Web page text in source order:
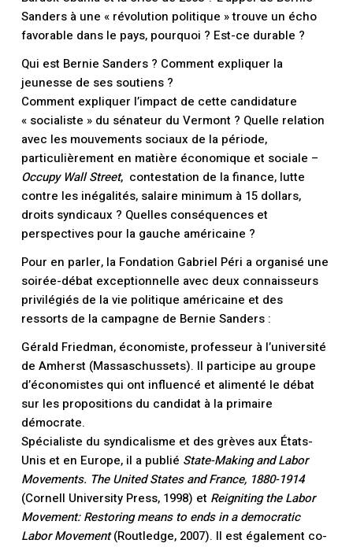
Sanders à une « révolution politique » trouve un écho
favorable dans le pays, pourquoi ? Est-ce durable ?
Qui est Bernie Sanders ? Comment expliquer la
jeunesse de ses soutiens ?
Comment expliquer l’impact de cette candidature
« socialiste » du sénateur du Vermont ? Quelle relation
avec les mouvements sociaux de la période,
particulièrement en matière économique et sociale –
Occupy Wall Street, contestation de la finance, lutte
contre les inégalités, salaire minimum à 15 dollars,
droits syndicaux ? Quelles conséquences et
perspectives pour la gauche américaine ?
Pour en parler, la Fondation Gabriel Péri a organisé une
soirée-débat exceptionnelle avec deux connaisseurs
privilégiés de la vie politique américaine et des
ressorts de la campagne de Bernie Sanders :
Gérald Friedman, économiste, professeur à l’université
de Amherst (Massaschussets). Il participe au groupe
d’économistes qui ont influencé et alimenté le débat
sur les propositions du candidat à la primaire
démocrate.
Spécialiste du syndicalisme et des grèves aux États-
Unis et en Europe, il a publié State-Making and Labor
Movements. The United States and France, 1880-1914
(Cornell University Press, 1998) et Reigniting the Labor
Movement: Restoring means to ends in a democratic
Labor Movement(Routledge, 2007). Il est également co-